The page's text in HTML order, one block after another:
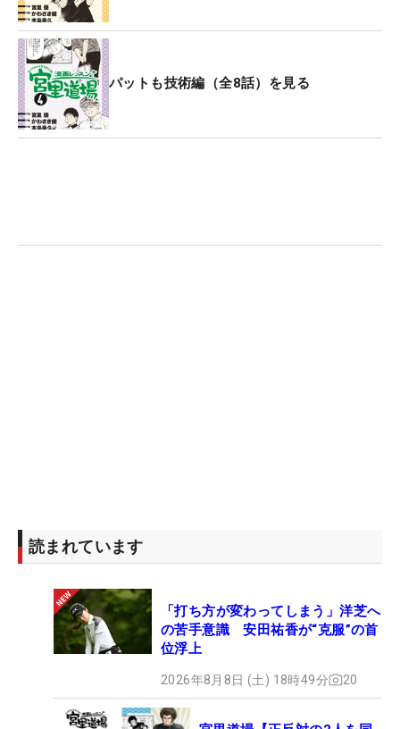
パットも技術編（全8話）を見る
読まれています
「打ち方が変わってしまう」洋芝へ
の苦手意識 安田祐香が“克服”の首
位浮上
2026年8月8日 (土) 18時49分 20